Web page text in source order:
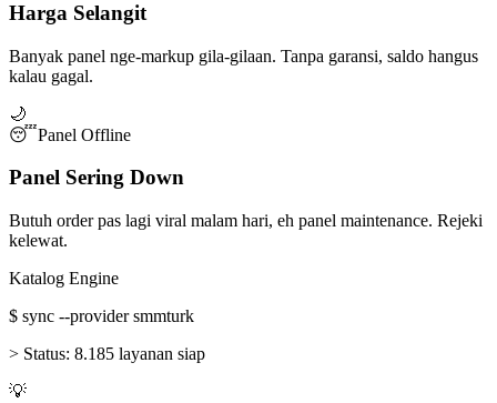
Harga Selangit
Banyak panel nge-markup gila-gilaan. Tanpa garansi, saldo hangus
kalau gagal.
🌙
😴Panel Offline
Panel Sering Down
Butuh order pas lagi viral malam hari, eh panel maintenance. Rejeki
kelewat.
Katalog Engine
$ sync --provider smmturk
> Status: 8.185 layanan siap
💡